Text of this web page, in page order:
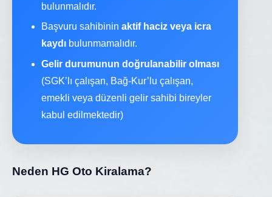
bulunmalıdır.
Başvuru sahibinin aktif haciz veya icra
kaydı bulunmamalıdır.
Gelir durumunun doğrulanabilir olması
(SGK’lı çalışan, Bağ-Kur’lu çalışan,
emekli veya düzenli gelir sahibi bireyler
kabul edilmektedir)
Neden HG Oto Kiralama?